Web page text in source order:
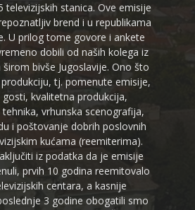
televizijskih stanica. Ove emisije
brend i u republikama
U prilog tome govore i ankete
dobili od naših kolega iz
bivše Jugoslavije. Ono što
tj. pomenute emisije,
kvalitetna produkcija,
vrhunska scenografija,
i poštovanje dobrih poslovnih
kućama (reemiterima).
iz podatka da je emisije
prvih 10 godina reemitovalo
centara, a kasnije
3 godine obogatili smo